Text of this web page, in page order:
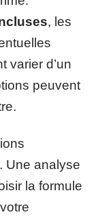
, les
varier d’un
peuvent
Une analyse
la formule